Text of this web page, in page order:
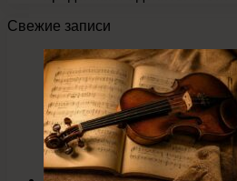
Свежие записи